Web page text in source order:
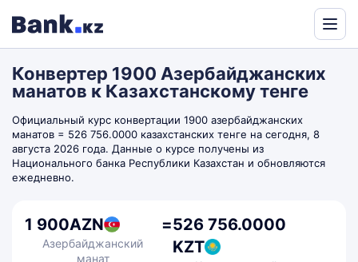
by
Translate
Конвертер 1900 Азербайджанских
манатов к Казахстанскому тенге
Официальный курс конвертации 1900 азербайджанских
манатов = 526 756.0000 казахстанских тенге на сегодня, 8
августа 2026 года. Данные о курсе получены из
Национального банка Республики Казахстан и обновляются
ежедневно.
1 900AZN
Азербайджанский
манат
=526 756.0000
KZT